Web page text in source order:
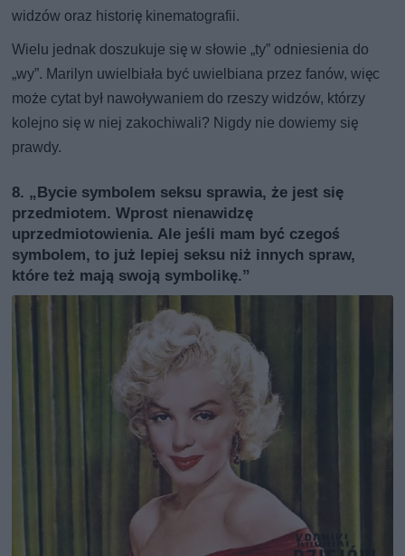
widzów oraz historię kinematografii.
Wielu jednak doszukuje się w słowie „ty” odniesienia do
„wy”. Marilyn uwielbiała być uwielbiana przez fanów, więc
może cytat był nawoływaniem do rzeszy widzów, którzy
kolejno się w niej zakochiwali? Nigdy nie dowiemy się
prawdy.
8. „Bycie symbolem seksu sprawia, że jest się
przedmiotem. Wprost nienawidzę
uprzedmiotowienia. Ale jeśli mam być czegoś
symbolem, to już lepiej seksu niż innych spraw,
które też mają swoją symbolikę.”